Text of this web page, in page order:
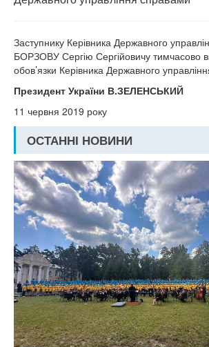
Заступнику Керівника Державного
БОРЗОВУ Сергію Сергійовичу тимчасово
обов’язки Керівника Державного
Президент України В.ЗЕЛЕНСЬКИЙ
11 червня 2019 року
ОСТАННІ НОВИНИ